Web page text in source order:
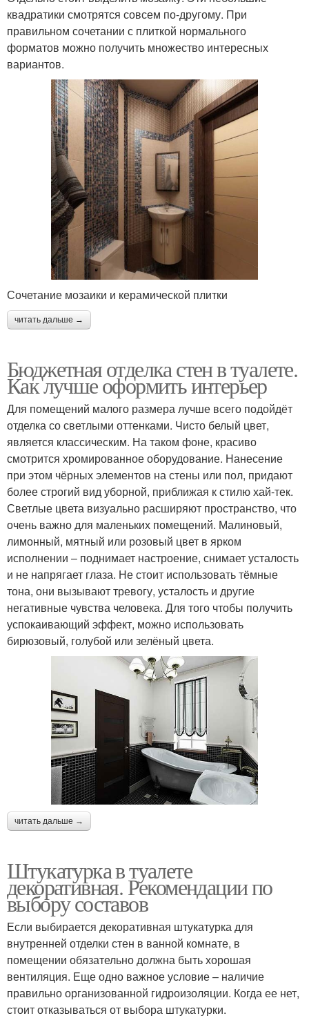
квадратики смотрятся совсем по-другому. При
правильном сочетании с плиткой нормального
форматов можно получить множество интересных
вариантов.
Сочетание мозаики и керамической плитки
читать дальше →
Бюджетная отделка стен в туалете.
Как лучше оформить интерьер
Для помещений малого размера лучше всего подойдёт
отделка со светлыми оттенками. Чисто белый цвет,
является классическим. На таком фоне, красиво
смотрится хромированное оборудование. Нанесение
при этом чёрных элементов на стены или пол, придают
более строгий вид уборной, приближая к стилю хай-тек.
Светлые цвета визуально расширяют пространство, что
очень важно для маленьких помещений. Малиновый,
лимонный, мятный или розовый цвет в ярком
исполнении – поднимает настроение, снимает усталость
и не напрягает глаза. Не стоит использовать тёмные
тона, они вызывают тревогу, усталость и другие
негативные чувства человека. Для того чтобы получить
успокаивающий эффект, можно использовать
бирюзовый, голубой или зелёный цвета.
читать дальше →
Штукатурка в туалете
декоративная. Рекомендации по
выбору составов
Если выбирается декоративная штукатурка для
внутренней отделки стен в ванной комнате, в
помещении обязательно должна быть хорошая
вентиляция. Еще одно важное условие – наличие
правильно организованной гидроизоляции. Когда ее нет,
стоит отказываться от выбора штукатурки.